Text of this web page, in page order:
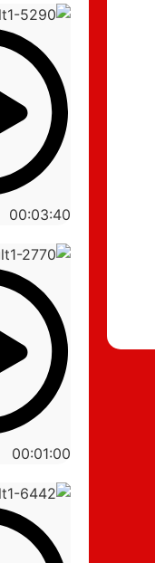
00:03:40
00:01:00